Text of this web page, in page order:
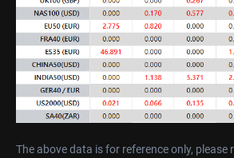
The above data is for reference only,